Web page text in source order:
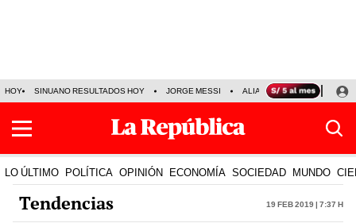
HOY SINUANO RESULTADOS HOY JORGE MESSI ALIANZA LIMA VS SPORT
LO ÚLTIMO POLÍTICA OPINIÓN ECONOMÍA SOCIEDAD MUNDO
Tendencias 19 Feb 2019 | 7:37 h